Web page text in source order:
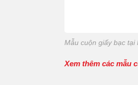
Mẫu cuộn giấy bạc tại
Xem thêm các mẫu